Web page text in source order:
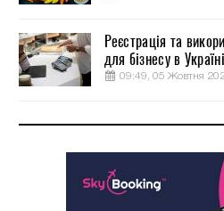
Реєстрація та
для бізнесу в Україні
09:49, 05 Жовтня